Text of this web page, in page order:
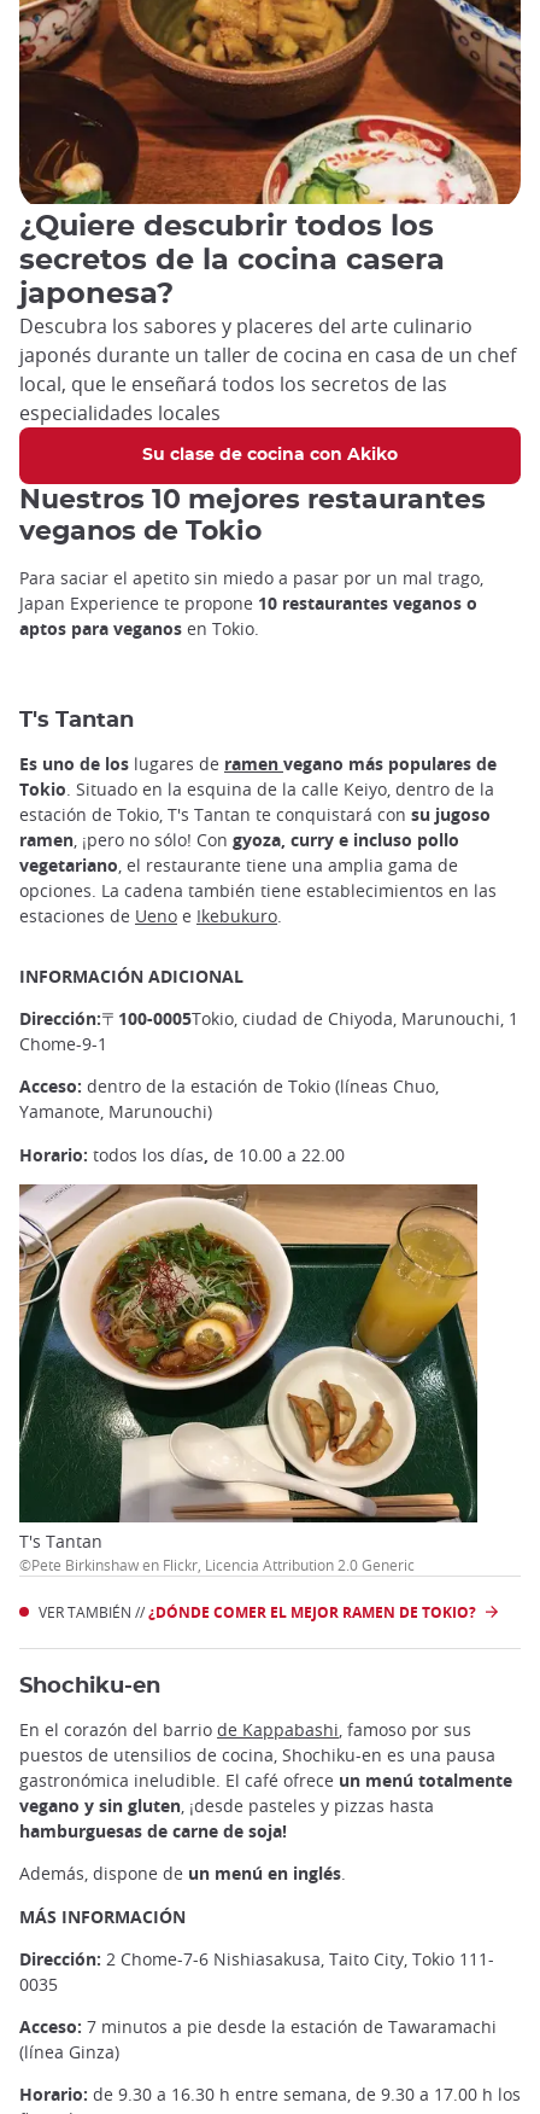
¿Quiere descubrir todos los
secretos de la cocina casera
japonesa?
Descubra los sabores y placeres del arte culinario
japonés durante un taller de cocina en casa de un chef
local, que le enseñará todos los secretos de las
especialidades locales
Su clase de cocina con Akiko
Nuestros 10 mejores restaurantes
veganos de Tokio
Para saciar el apetito sin miedo a pasar por un mal trago,
Japan Experience te propone 10 restaurantes veganos o
aptos para veganos en Tokio.
T's Tantan
Es uno de los lugares de ramen vegano más populares de
Tokio. Situado en la esquina de la calle Keiyo, dentro de la
estación de Tokio, T's Tantan te conquistará con su jugoso
ramen, ¡pero no sólo! Con gyoza, curry e incluso pollo
vegetariano, el restaurante tiene una amplia gama de
opciones. La cadena también tiene establecimientos en las
estaciones de Ueno e Ikebukuro.
INFORMACIÓN ADICIONAL
Dirección:〒100-0005Tokio, ciudad de Chiyoda, Marunouchi, 1
Chome-9-1
Acceso: dentro de la estación de Tokio (líneas Chuo,
Yamanote, Marunouchi)
Horario: todos los días de 10.00 a 22.00
T's Tantan
©Pete Birkinshaw en Flickr, Licencia Attribution 2.0 Generic
VER TAMBIÉN //¿DÓNDE COMER EL MEJOR RAMEN DE TOKIO?
Shochiku-en
En el corazón del barrio de Kappabashi, famoso por sus
puestos de utensilios de cocina, Shochiku-en es una pausa
gastronómica ineludible. El café ofrece un menú totalmente
vegano y sin gluten, ¡desde pasteles y pizzas hasta
hamburguesas de carne de soja!
Además, dispone de un menú en inglés.
MÁS INFORMACIÓN
Dirección: 2 Chome-7-6 Nishiasakusa, Taito City, Tokio 111-
0035
Acceso: 7 minutos a pie desde la estación de Tawaramachi
(línea Ginza)
Horario: de 9.30 a 16.30 h entre semana, de 9.30 a 17.00 h los